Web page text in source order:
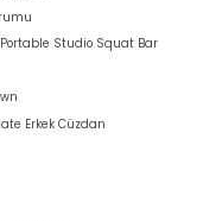
Studio Squat Bar
Erkek Cüzdan